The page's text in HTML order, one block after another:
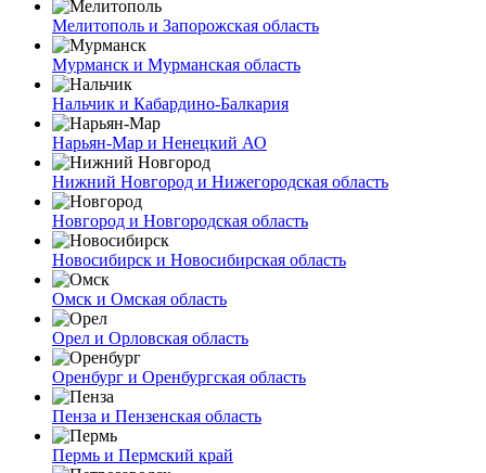
Мелитополь и Запорожская область
Мурманск и Мурманская область
Нальчик и Кабардино-Балкария
Нарьян-Мар и Ненецкий АО
Нижний Новгород и Нижегородская область
Новгород и Новгородская область
Новосибирск и Новосибирская область
Омск и Омская область
Орел и Орловская область
Оренбург и Оренбургская область
Пенза и Пензенская область
Пермь и Пермский край